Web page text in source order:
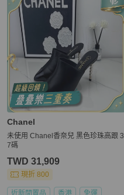
Chanel
未使用 Chanel香奈兒 黑色珍珠高跟 3
7碼
TWD 31,909
現折 800
近新閒置品 香港 免運